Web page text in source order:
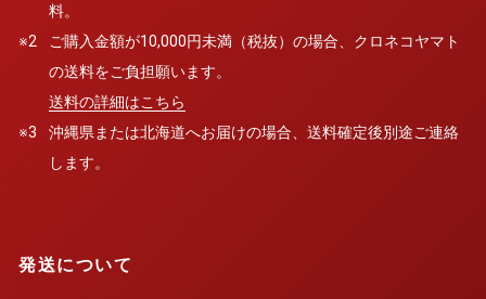
料。
※2
ご購入金額が10,000円未満（税抜）の場合、クロネコヤマト
の送料をご負担願います。
送料の詳細はこちら
※3
沖縄県または北海道へお届けの場合、送料確定後別途ご連絡
します。
発送について